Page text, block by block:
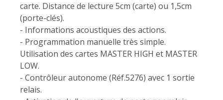
carte. Distance de lecture 5cm (carte) ou 1,5cm
(porte-clés).
- Informations acoustiques des actions.
- Programmation manuelle très simple.
Utilisation des cartes MASTER HIGH et MASTER
LOW.
- Contrôleur autonome (Réf.5276) avec 1 sortie
relais.